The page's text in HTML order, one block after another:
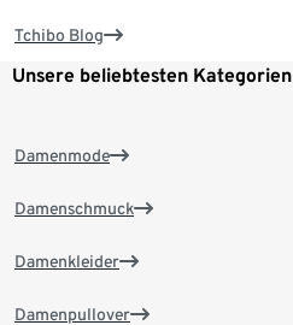
Tchibo Blog
Unsere beliebtesten Kategorien
Damenmode
Damenschmuck
Damenkleider
Damenpullover